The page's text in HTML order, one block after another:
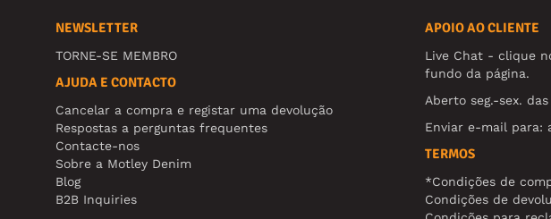
NEWSLETTER
TORNE-SE MEMBRO
AJUDA E CONTACTO
Cancelar a compra e registar uma devolução
Respostas a perguntas frequentes
Contacte-nos
Sobre a Motley Denim
Blog
B2B Inquiries
APOIO AO CLIENTE
Live Chat - clique
fundo da página.
Aberto seg.-sex.
Enviar e-mail para:
TERMOS
*Condições de
Condições de